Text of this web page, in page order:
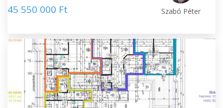
45 550 000 Ft Szabó Péter